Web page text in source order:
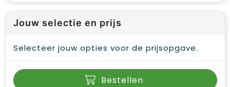
Jouw selectie en prijs
Selecteer jouw opties voor de prijsopgave.
Bestellen